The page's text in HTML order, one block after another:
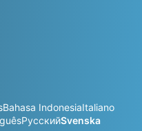
Bahasa IndonesiaItaliano
РусскийSvenska